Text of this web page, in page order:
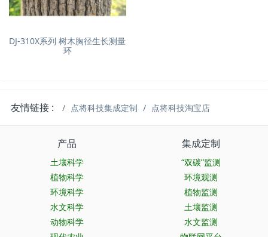
DJ-310X系列 树木胸径生长测量
环
友情链接 : 点将科技集成定制 点将科技淘宝店
产品
土壤科学
植物科学
环境科学
水文科学
动物科学
集成定制
“双碳”监测
环境观测
植物监测
土壤监测
水文监测